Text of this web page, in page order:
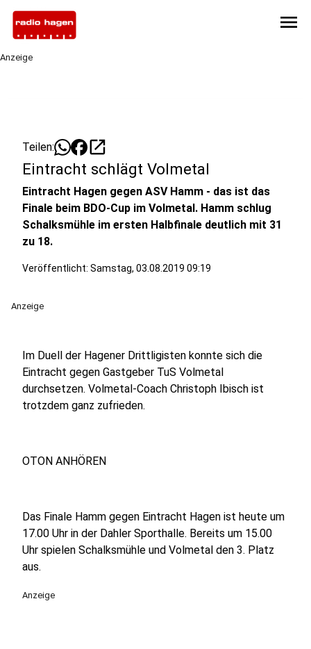
menu
Anzeige
Teilen: open_in_new
Eintracht schlägt Volmetal
Eintracht Hagen gegen ASV Hamm - das ist das
Finale beim BDO-Cup im Volmetal. Hamm schlug
Schalksmühle im ersten Halbfinale deutlich mit 31
zu 18.
Veröffentlicht: Samstag, 03.08.2019 09:19
Anzeige
Im Duell der Hagener Drittligisten konnte sich die
Eintracht gegen Gastgeber TuS Volmetal
durchsetzen. Volmetal-Coach Christoph Ibisch ist
trotzdem ganz zufrieden.
OTON ANHÖREN
Das Finale Hamm gegen Eintracht Hagen ist heute um
17.00 Uhr in der Dahler Sporthalle. Bereits um 15.00
Uhr spielen Schalksmühle und Volmetal den 3. Platz
aus.
Anzeige